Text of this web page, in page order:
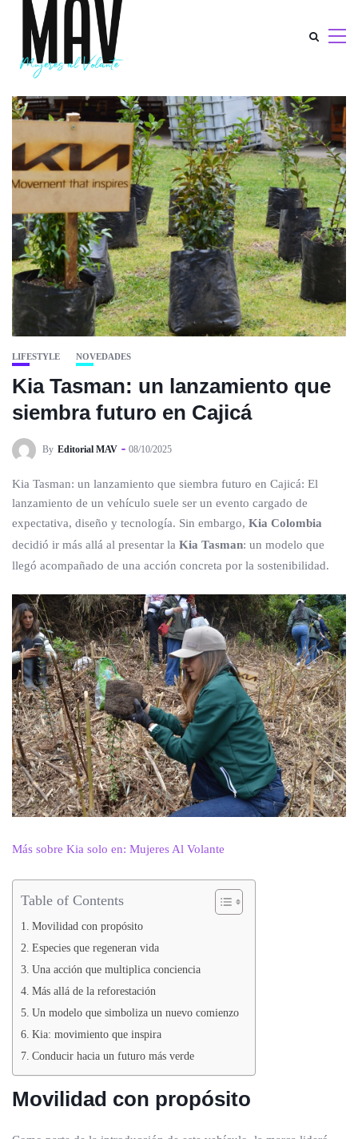
LIFESTYLE NOVEDADES
Kia Tasman: un lanzamiento que
siembra futuro en Cajicá
By Editorial MAV 08/10/2025
Kia Tasman: un lanzamiento que siembra futuro en Cajicá: El
lanzamiento de un vehículo suele ser un evento cargado de
expectativa, diseño y tecnología. Sin embargo, Kia Colombia
decidió ir más allá al presentar la Kia Tasman: un modelo que
llegó acompañado de una acción concreta por la sostenibilidad.
Más sobre Kia solo en: Mujeres Al Volante
Table of Contents
Movilidad con propósito
Especies que regeneran vida
Una acción que multiplica conciencia
Más allá de la reforestación
Un modelo que simboliza un nuevo comienzo
Kia: movimiento que inspira
Conducir hacia un futuro más verde
Movilidad con propósito